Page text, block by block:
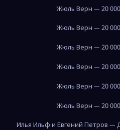
Жюль Верн — 20
Жюль Верн — 20
Жюль Верн — 20
Жюль Верн — 20
Жюль Верн — 20
Жюль Верн — 20
Илья Ильф и Евгений Петров —